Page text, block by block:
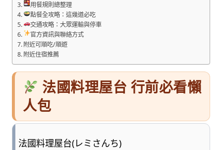
用餐規則總整理
點餐全攻略：這幾道必吃
交通攻略：大眾運輸與停車
官方資訊與聯絡方式
附近可順吃/順遊
附近住宿推薦
法國料理屋台 行前必看懶
人包
法國料理屋台(レミさんち)